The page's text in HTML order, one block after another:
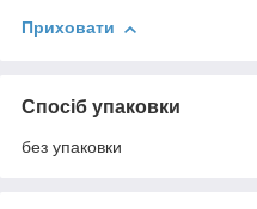
Приховати
Спосіб упаковки
без упаковки